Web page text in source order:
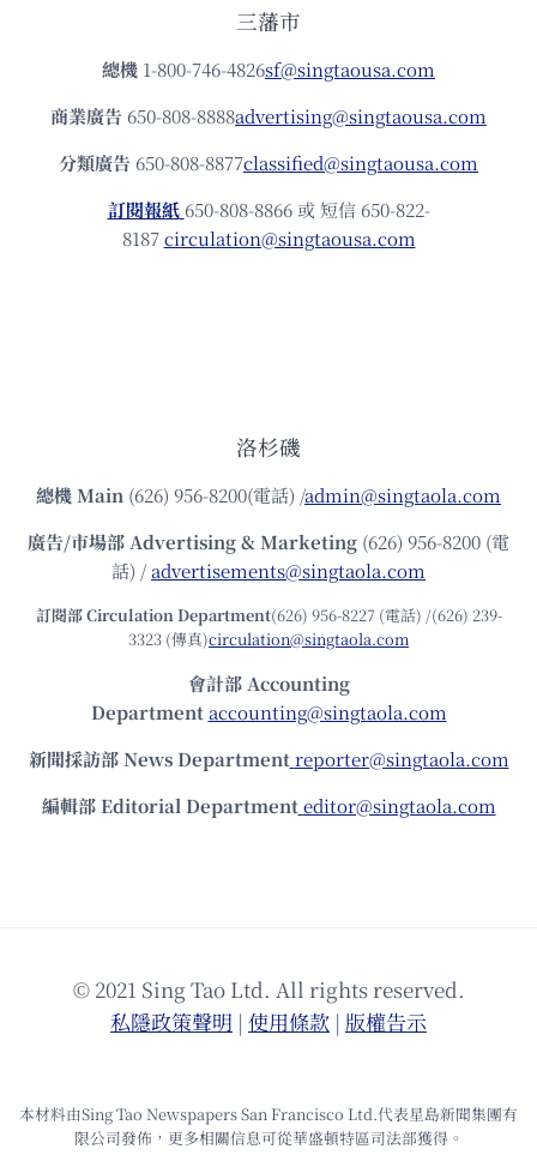
三藩市
總機 1-800-746-4826sf@singtaousa.com
商業廣告 650-808-8888advertising@singtaousa.com
分類廣告 650-808-8877classified@singtaousa.com
訂閱報紙 650-808-8866 或 短信 650-822-
8187circulation@singtaousa.com
洛杉磯
總機Main (626) 956-8200(電話) /admin@singtaola.com
廣告/市場部Advertising & Marketing (626) 956-8200 (電
話) /advertisements@singtaola.com
訂閱部 Circulation Department(626) 956-8227 (電話) /(626) 239-
3323 (傳真)circulation@singtaola.com
會計部 Accounting
Department accounting@singtaola.com
新聞採訪部 News Department reporter@singtaola.com
編輯部 Editorial Department editor@singtaola.com
© 2021 Sing Tao Ltd. All rights reserved.
私隱政策聲明 | 使⽤條款 | 版權告⽰
本材料由Sing Tao Newspapers San Francisco Ltd.代表星島新聞集團有
限公司發佈，更多相關信息可從華盛頓特區司法部獲得。